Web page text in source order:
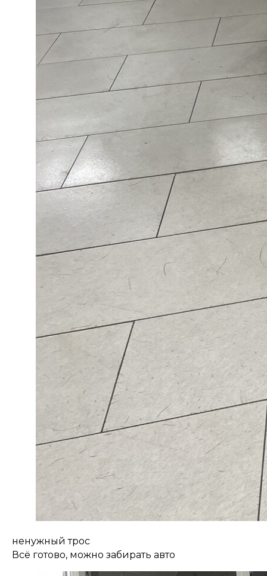
ненужный трос
Всё готово, можно забирать авто